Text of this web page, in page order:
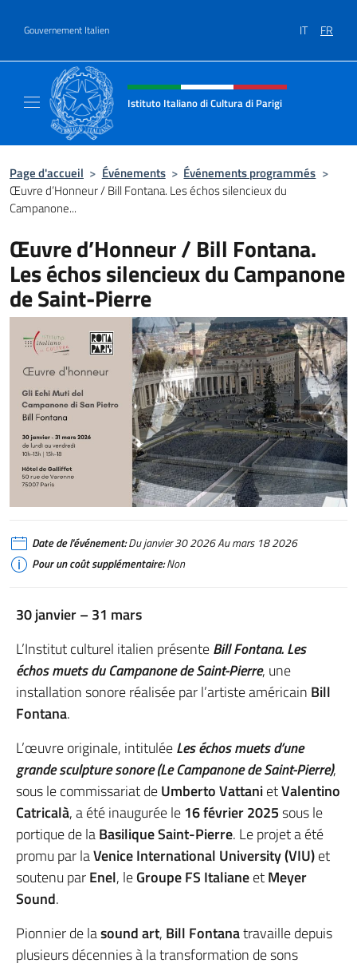
Gouvernement Italien IT FR
Site Web, social et en-tête de
Istituto Italiano di Cultura di Parigi
Page d'accueil > Événements > Événements programmés >
Œuvre d’Honneur / Bill Fontana. Les échos silencieux du
Campanone...
Œuvre d’Honneur / Bill Fontana.
Les échos silencieux du Campanone
de Saint-Pierre
Date de l'événement:Du janvier 30 2026 Au mars 18 2026
Pour un coût supplémentaire:Non
30 janvier – 31 mars
L’Institut culturel italien présenteBill Fontana. Les
échos muets du Campanone de Saint-Pierre, une
installation sonore réalisée par l’artiste américain Bill
Fontana.
L’œuvre originale, intituléeLes échos muets d’une
grande sculpture sonore (Le Campanone de Saint-Pierre),
sous le commissariat deUmberto VattanietValentino
Catricalà, a été inaugurée le16 février 2025sous le
portique de laBasilique Saint-Pierre. Le projet a été
promu par laVenice International University (VIU)et
soutenu parEnel, leGroupe FS ItalianeetMeyer
Sound.
Pionnier de lasound art, Bill Fontanatravaille depuis
plusieurs décennies à la transformation de sons